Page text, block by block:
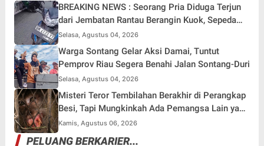
BREAKING NEWS : Seorang Pria Diduga Terjun
dari Jembatan Rantau Berangin Kuok, Sepeda
Motor Ditinggal di Lokasi
Selasa, Agustus 04, 2026
Warga Sontang Gelar Aksi Damai, Tuntut
Pemprov Riau Segera Benahi Jalan Sontang-Duri
Selasa, Agustus 04, 2026
Misteri Teror Tembilahan Berakhir di Perangkap
Besi, Tapi Mungkinkah Ada Pemangsa Lain yang
Masih Mengintai ?
Kamis, Agustus 06, 2026
PELUANG BERKARIER...